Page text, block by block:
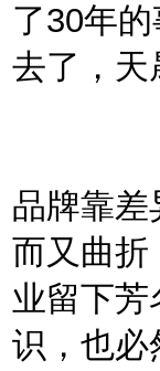
了30年
去了，天
品牌靠差
而又曲折
业留下芳
识，也必